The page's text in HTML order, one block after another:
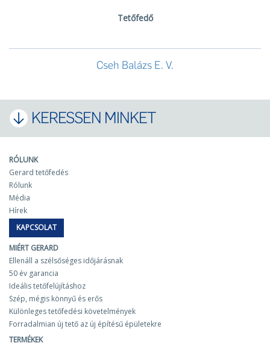
Tetőfedő
Cseh Balázs E. V.
KERESSEN MINKET
RÓLUNK
Gerard tetőfedés
Rólunk
Média
Hírek
KAPCSOLAT
MIÉRT GERARD
Ellenáll a szélsőséges időjárásnak
50 év garancia
Ideális tetőfelújításhoz
Szép, mégis könnyű és erős
Különleges tetőfedési követelmények
Forradalmian új tető az új építésű épületekre
TERMÉKEK